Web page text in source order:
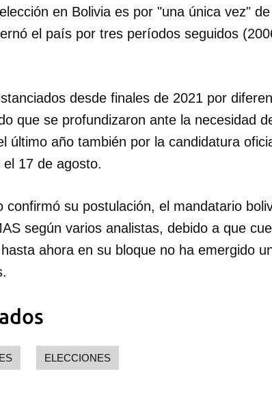
en Bolivia es por "una única vez"
el país por tres períodos seguidos
desde finales de 2021 por
que se profundizaron ante la necesidad
último año también por la candidatura
17 de agosto.
confirmó su postulación, el mandatario
según varios analistas, debido a que
ahora en su bloque no ha emergido
ELECCIONES